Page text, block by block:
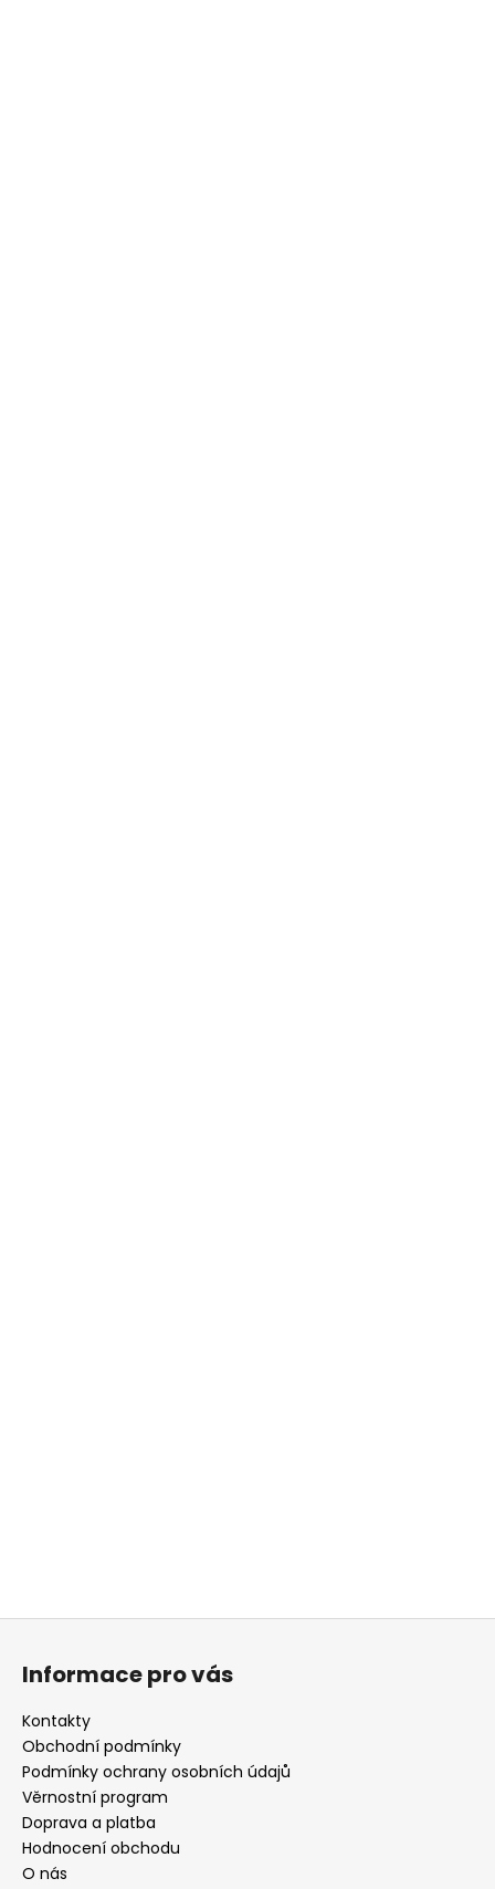
Informace pro vás
Kontakty
Obchodní podmínky
Podmínky ochrany osobních údajů
Věrnostní program
Doprava a platba
Hodnocení obchodu
O nás